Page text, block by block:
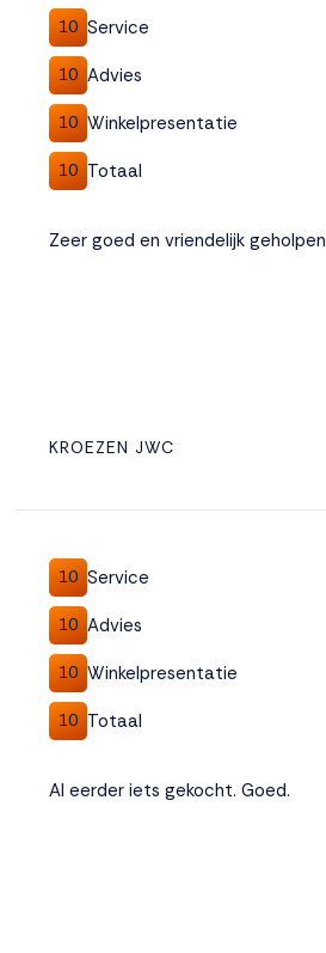
10 Service
10 Advies
10 Winkelpresentatie
10 Totaal
Zeer goed en vriendelijk geholpen
KROEZEN JWC
10 Service
10 Advies
10 Winkelpresentatie
10 Totaal
Al eerder iets gekocht. Goed.